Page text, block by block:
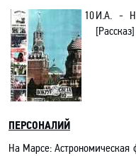
10И.А. -
ПЕРСОНАЛИЙ
На Марсе: Астрономическая